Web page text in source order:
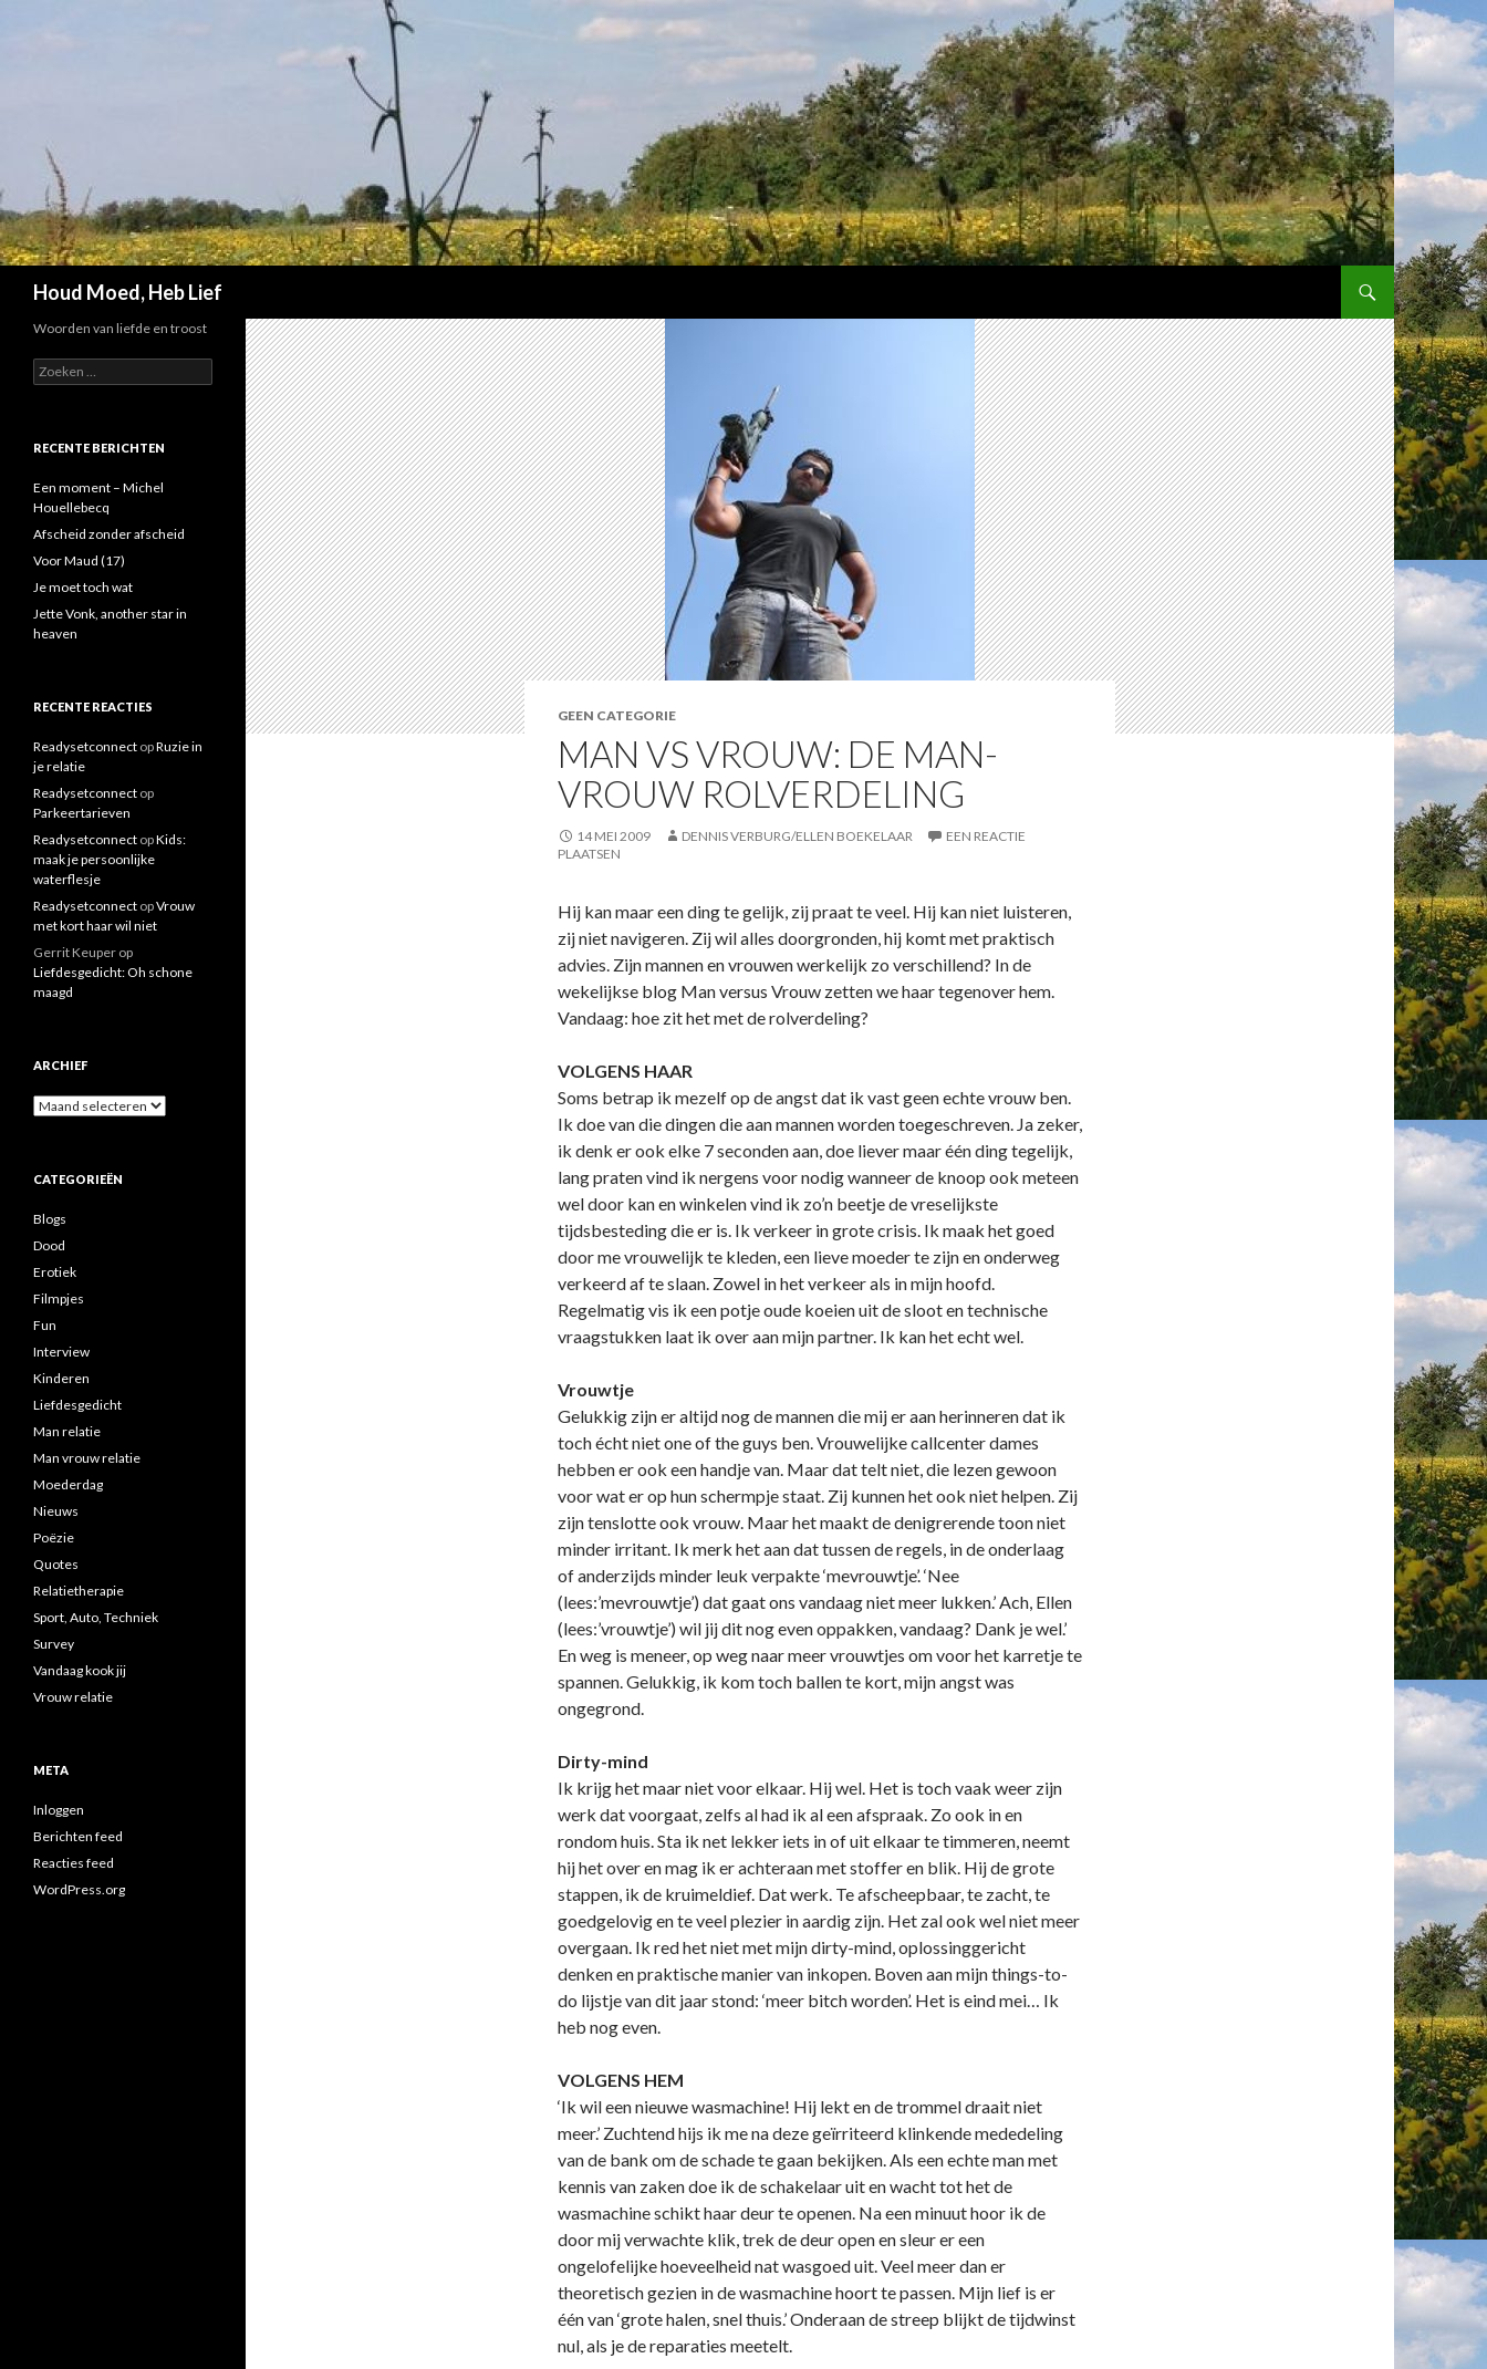
Houd Moed, Heb Lief
SPRING NAAR INHOUD
GEEN CATEGORIE
MAN VS VROUW: DE MAN-
VROUW ROLVERDELING
14 MEI 2009 DENNIS VERBURG/ELLEN BOEKELAAR
EEN REACTIE
PLAATSEN
Hij kan maar een ding te gelijk, zij praat te veel. Hij kan niet luisteren,
zij niet navigeren. Zij wil alles doorgronden, hij komt met praktisch
advies. Zijn mannen en vrouwen werkelijk zo verschillend? In de
wekelijkse blog Man versus Vrouw zetten we haar tegenover hem.
Vandaag: hoe zit het met de rolverdeling?
VOLGENS HAAR
Soms betrap ik mezelf op de angst dat ik vast geen echte vrouw ben.
Ik doe van die dingen die aan mannen worden toegeschreven. Ja zeker,
ik denk er ook elke 7 seconden aan, doe liever maar één ding tegelijk,
lang praten vind ik nergens voor nodig wanneer de knoop ook meteen
wel door kan en winkelen vind ik zo’n beetje de vreselijkste
tijdsbesteding die er is. Ik verkeer in grote crisis. Ik maak het goed
door me vrouwelijk te kleden, een lieve moeder te zijn en onderweg
verkeerd af te slaan. Zowel in het verkeer als in mijn hoofd.
Regelmatig vis ik een potje oude koeien uit de sloot en technische
vraagstukken laat ik over aan mijn partner. Ik kan het echt wel.
Vrouwtje
Gelukkig zijn er altijd nog de mannen die mij er aan herinneren dat ik
toch écht niet one of the guys ben. Vrouwelijke callcenter dames
hebben er ook een handje van. Maar dat telt niet, die lezen gewoon
voor wat er op hun schermpje staat. Zij kunnen het ook niet helpen. Zij
zijn tenslotte ook vrouw. Maar het maakt de denigrerende toon niet
minder irritant. Ik merk het aan dat tussen de regels, in de onderlaag
of anderzijds minder leuk verpakte ‘mevrouwtje’. ‘Nee
(lees:’mevrouwtje’) dat gaat ons vandaag niet meer lukken.’ Ach, Ellen
(lees:’vrouwtje’) wil jij dit nog even oppakken, vandaag? Dank je wel.’
En weg is meneer, op weg naar meer vrouwtjes om voor het karretje te
spannen. Gelukkig, ik kom toch ballen te kort, mijn angst was
ongegrond.
Dirty-mind
Ik krijg het maar niet voor elkaar. Hij wel. Het is toch vaak weer zijn
werk dat voorgaat, zelfs al had ik al een afspraak. Zo ook in en
rondom huis. Sta ik net lekker iets in of uit elkaar te timmeren, neemt
hij het over en mag ik er achteraan met stoffer en blik. Hij de grote
stappen, ik de kruimeldief. Dat werk. Te afscheepbaar, te zacht, te
goedgelovig en te veel plezier in aardig zijn. Het zal ook wel niet meer
overgaan. Ik red het niet met mijn dirty-mind, oplossinggericht
denken en praktische manier van inkopen. Boven aan mijn things-to-
do lijstje van dit jaar stond: ‘meer bitch worden’. Het is eind mei… Ik
heb nog even.
VOLGENS HEM
‘Ik wil een nieuwe wasmachine! Hij lekt en de trommel draait niet
meer.’ Zuchtend hijs ik me na deze geïrriteerd klinkende mededeling
van de bank om de schade te gaan bekijken. Als een echte man met
kennis van zaken doe ik de schakelaar uit en wacht tot het de
wasmachine schikt haar deur te openen. Na een minuut hoor ik de
door mij verwachte klik, trek de deur open en sleur er een
ongelofelijke hoeveelheid nat wasgoed uit. Veel meer dan er
theoretisch gezien in de wasmachine hoort te passen. Mijn lief is er
één van ‘grote halen, snel thuis.’ Onderaan de streep blijkt de tijdwinst
nul, als je de reparaties meetelt.
Woorden van liefde en troost
Z
o
e
n
a
a
:
RECENTE BERICHTEN
Een moment – Michel
Houellebecq
Afscheid zonder afscheid
Voor Maud (17)
Je moet toch wat
Jette Vonk, another star in
heaven
RECENTE REACTIES
Readysetconnect opRuzie in
je relatie
Readysetconnect op
Parkeertarieven
Readysetconnect opKids:
maak je persoonlijke
waterflesje
Readysetconnect opVrouw
met kort haar wil niet
Gerrit Keuper op
Liefdesgedicht: Oh schone
maagd
ARCHIEF
A
i
f
CATEGORIEËN
Blogs
Dood
Erotiek
Filmpjes
Fun
Interview
Kinderen
Liefdesgedicht
Man relatie
Man vrouw relatie
Moederdag
Nieuws
Poëzie
Quotes
Relatietherapie
Sport, Auto, Techniek
Survey
Vandaag kook jij
Vrouw relatie
META
Inloggen
Berichten feed
Reacties feed
WordPress.org